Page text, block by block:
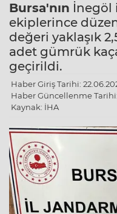
Bursa'nın İnegöl
ekiplerince
değeri yaklaşık
adet gümrük
geçirildi.
Haber Giriş Tarihi:
Haber Güncellenme Tarihi:
Kaynak: İHA